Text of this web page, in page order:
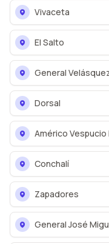
Vivaceta
El Salto
General
Dorsal
Américo Vespucio
Conchalí
Zapadores
General José